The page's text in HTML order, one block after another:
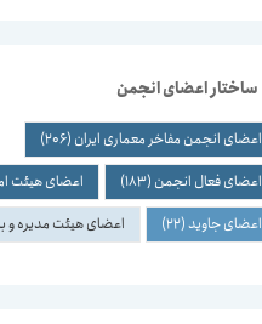
ساختار اعضای انجمن
اعضای انجمن مفاخر معماری ایران (206)
اعضای فعال انجمن (183) اعضای هیئت
اعضای جاوید(22) اعضای هیئت مدیره و